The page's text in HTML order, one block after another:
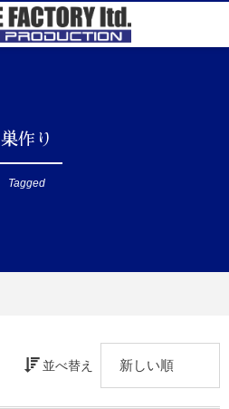
巣作り
Tagged
並べ替え